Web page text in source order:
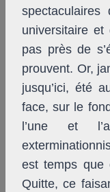
universitaire et
pas près de
prouvent. Or,
jusqu’ici, été
face, sur le
l’une et
est temps que
Quitte, ce